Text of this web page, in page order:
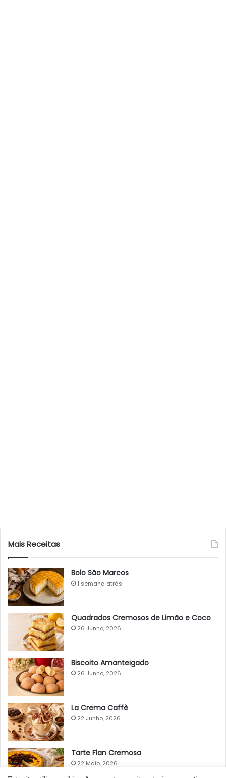
Mais Receitas
Bolo São Marcos
1 semana atrás
Quadrados Cremosos de Limão e Coco
26 Junho, 2026
Biscoito Amanteigado
26 Junho, 2026
La Crema Caffè
22 Junho, 2026
Tarte Flan Cremosa
22 Maio, 2026